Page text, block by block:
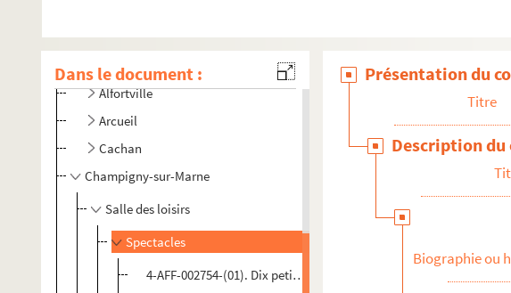
Dans le document :
Alfortville
Arcueil
Cachan
Champigny-sur-Marne
Salle des loisirs
Spectacles
4-AFF-002754-(01). Dix petits nègres
Présentation du
Titre
Description du
Biographie ou